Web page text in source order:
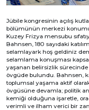
Jübile kongresinin açılış
bölümünün merkezi
Kuzey Frizya mensubu
Bahnsen, 180 sayıdaki
selamlayark hoş geldiniz
selamlama konuşması
yaşanan belirsizlik
övgüde bulundu. Bahnsen,
toplumsal yaşama aktif
övgüsüne devamla; politik
kemiği olduğuna işaretle,
verimli ve ilham verici bir